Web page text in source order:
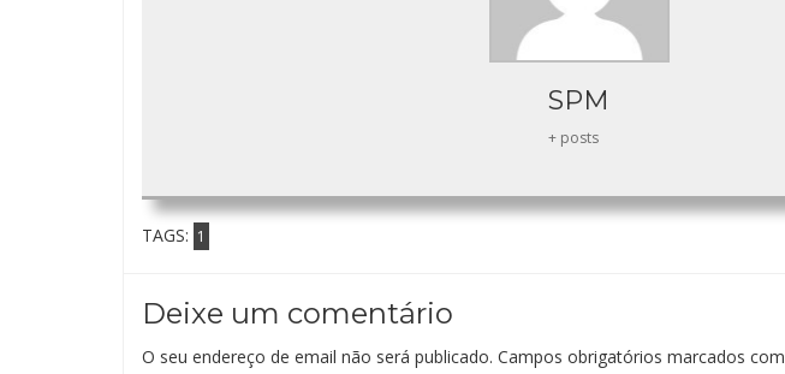
SPM
+ posts
TAGS: 1
Deixe um comentário
O seu endereço de email não será publicado. Campos obrigatórios marcados com